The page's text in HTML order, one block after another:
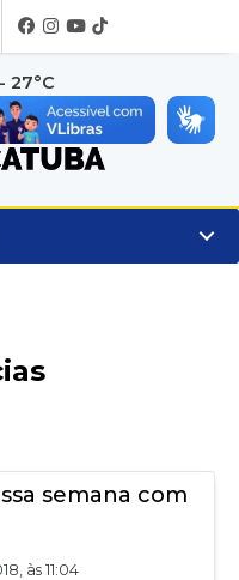
27°C
semana com
às 11:04